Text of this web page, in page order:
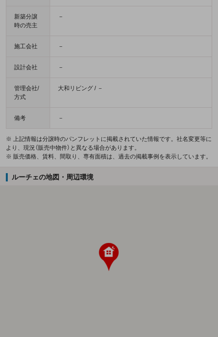
新築分譲
時の売主
－
施工会社 －
設計会社 －
管理会社/
方式
大和リビング / －
備考 －
※ 上記情報は分譲時のパンフレットに掲載されていた情報です。社名変更等に
より、現況（販売中物件）と異なる場合があります。
※ 販売価格、賃料、間取り、専有面積は、過去の掲載事例を表示しています。
ルーチェの地図・周辺環境